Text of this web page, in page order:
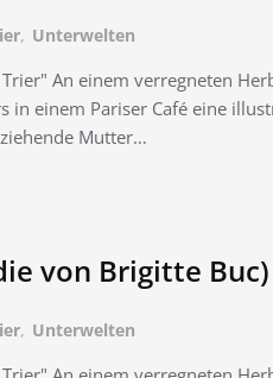
, Unterwelten
An einem verregneten
in einem Pariser Café eine
Mutter…
von Brigitte
, Unterwelten